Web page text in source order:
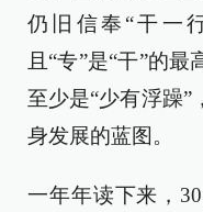
仍旧信奉“干一
且“专”是“干”的
至少是“少有浮躁”
身发展的蓝图。
一年年读下来，